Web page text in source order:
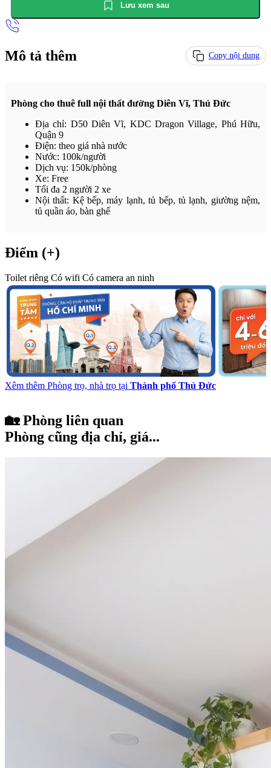
Lưu xem sau
Mô tả thêm Copy nội dung
Phòng cho thuê full nội thất đường Diên Vĩ, Thủ Đức
Địa chỉ: D50 Diên Vĩ, KDC Dragon Village, Phú Hữu,
Quận 9
Điện: theo giá nhà nước
Nước: 100k/người
Dịch vụ: 150k/phòng
Xe: Free
Tối đa 2 người 2 xe
Nội thất: Kệ bếp, máy lạnh, tủ bếp, tủ lạnh, giường nệm,
tủ quần áo, bàn ghế
Điểm (+)
Toilet riêng Có wifi Có camera an ninh
Xêm thêm Phòng trọ, nhà trọ tại Thành phố Thủ Đức
🏡 Phòng liên quan
Phòng cũng địa chỉ, giá...